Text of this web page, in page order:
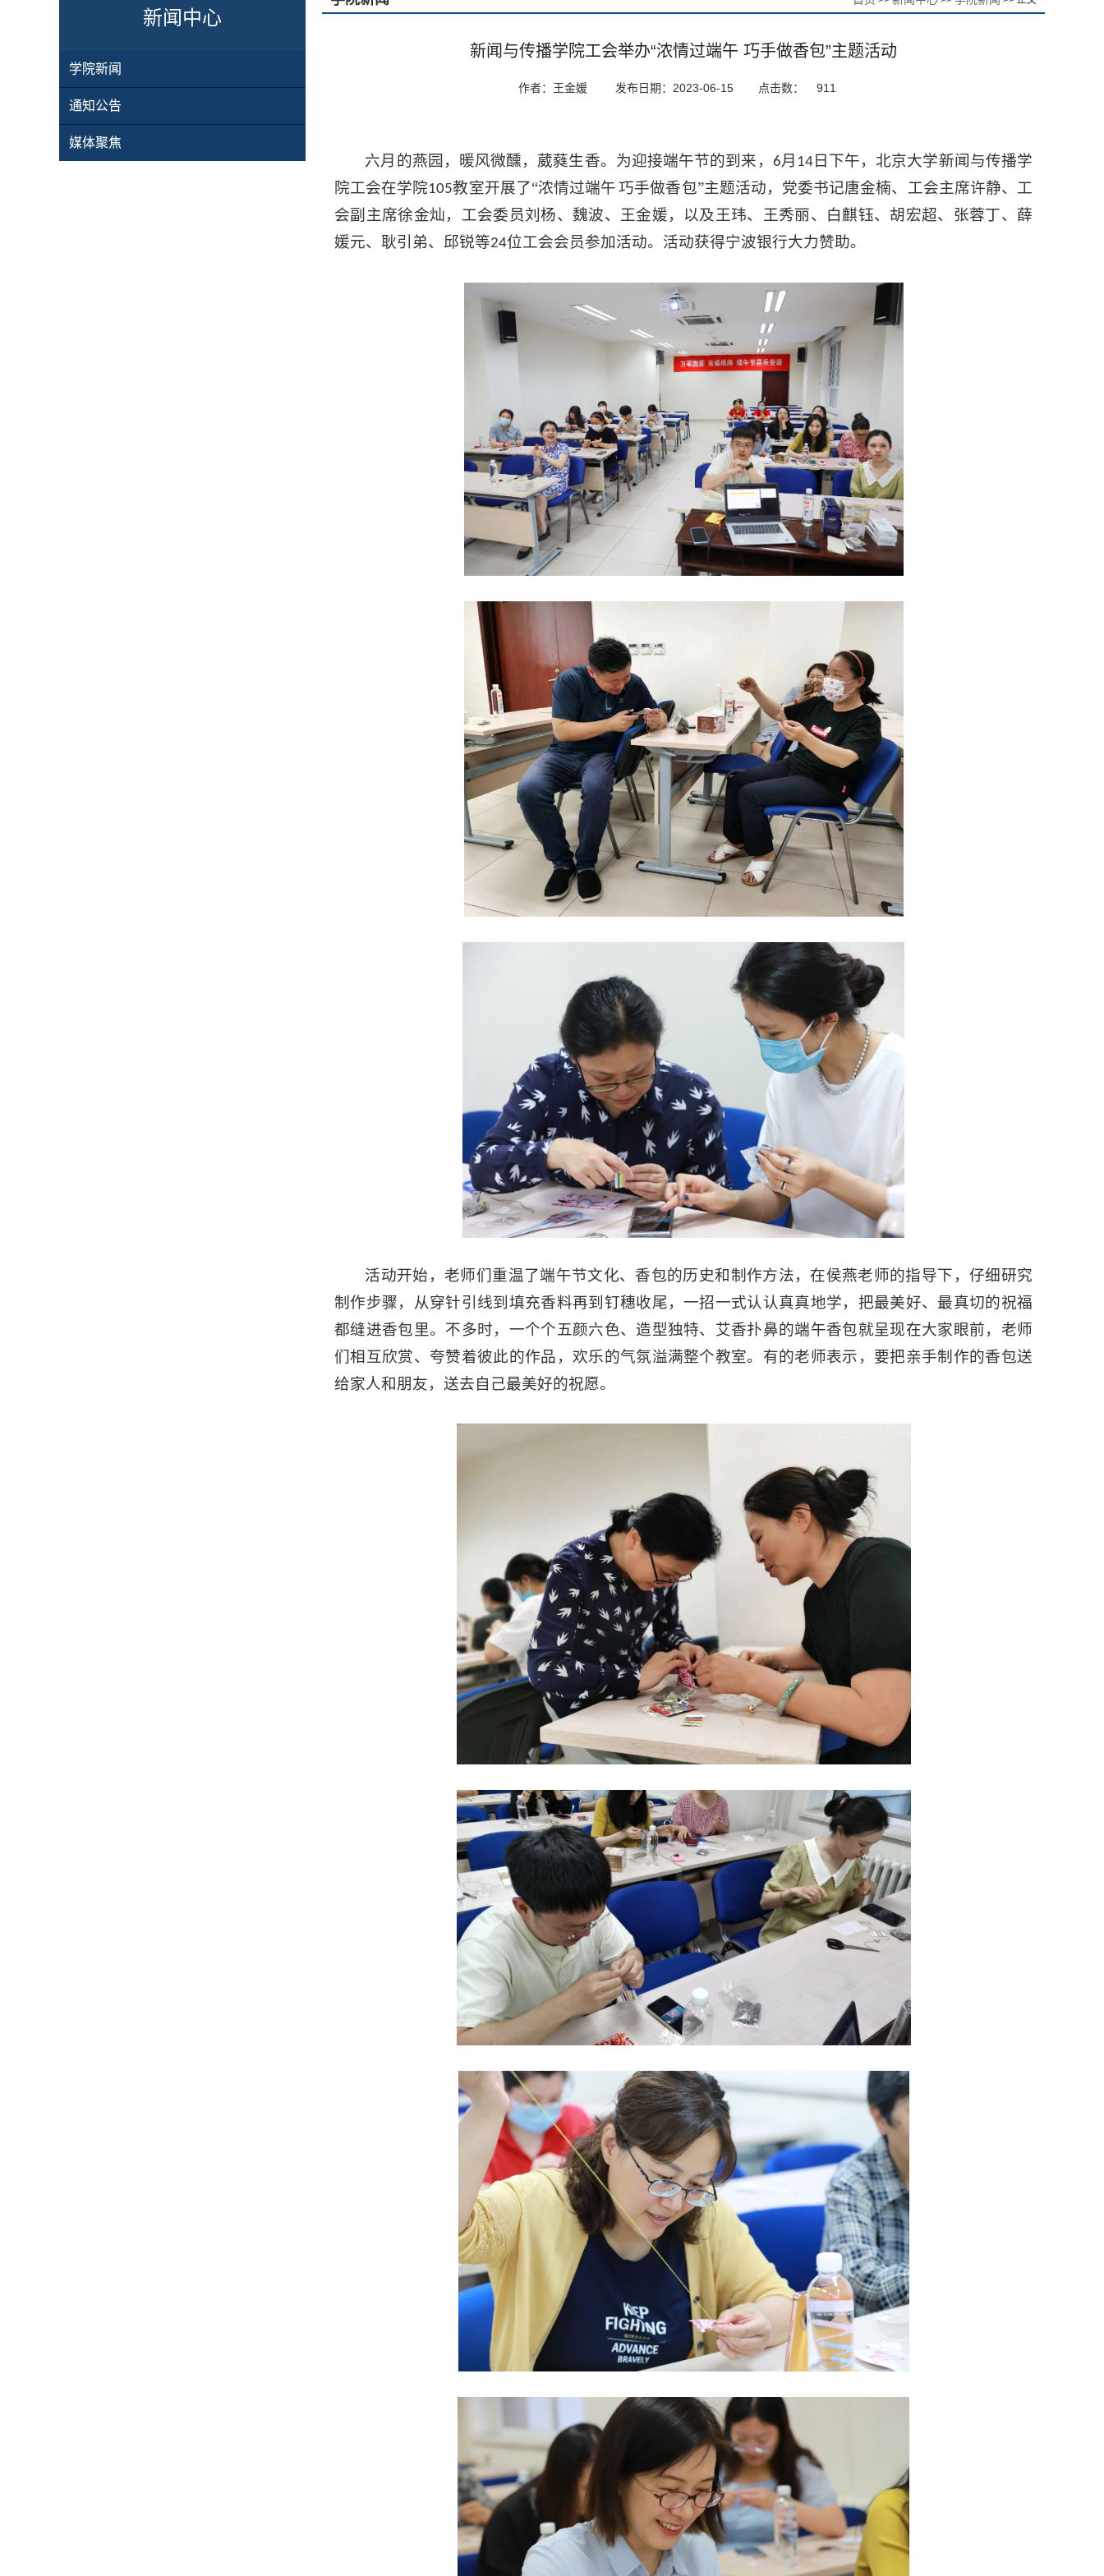
新闻中心
学院新闻
通知公告
媒体聚焦
新闻与传播学院工会举办“浓情过端午 巧手做香包”主题活动
作者：王金媛 发布日期：2023-06-15 点击数： 911
六月的燕园，暖风微醺，葳蕤生香。为迎接端午节的到来， 6月 14日下午，北京大学新闻与传播学
院工会在学院105教室开展了“浓情过端午 巧手做香包”主题活动，党委书记唐金楠、工会主席许静、工
会副主席徐金灿，工会委员刘杨、魏波、王金媛，以及王玮、王秀丽、白麒钰、胡宏超、张蓉丁、薛
媛元、耿引弟、邱锐等24位工会会员参加活动。活动获得宁波银行大力赞助。
活动开始，老师们重温了端午节文化、香包的历史和制作方法，在侯燕老师的指导下，仔细研究
制作步骤，从穿针引线到填充香料再到钉穗收尾，一招一式认认真真地学，把最美好、最真切的祝福
都缝进香包里。不多时，一个个五颜六色、造型独特、艾香扑鼻的端午香包就呈现在大家眼前，老师
们相互欣赏、夸赞着彼此的作品，欢乐的气氛溢满整个教室。有的老师表示，要把亲手制作的香包送
给家人和朋友，送去自己最美好的祝愿。